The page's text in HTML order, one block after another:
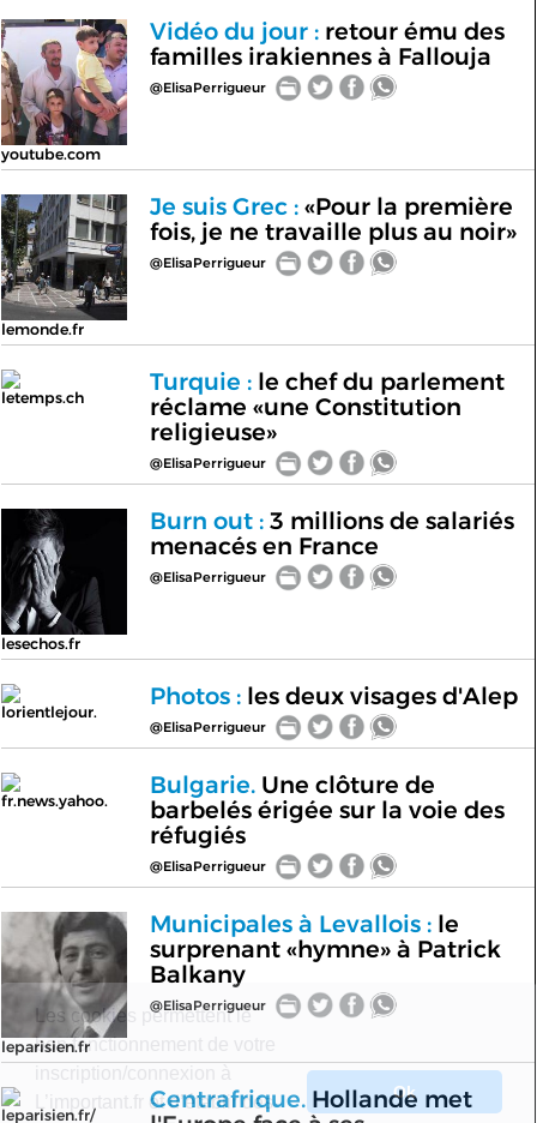
youtube.com
Vidéo du jour :retour ému des
familles irakiennes à Fallouja
@ElisaPerrigueur
lemonde.fr
Je suis Grec :«Pour la première
fois, je ne travaille plus au noir»
@ElisaPerrigueur
letemps.ch
Turquie :le chef du parlement
réclame «une Constitution
religieuse»
@ElisaPerrigueur
lesechos.fr
Burn out :3 millions de salariés
menacés en France
@ElisaPerrigueur
lorientlejour.
Photos :les deux visages d'Alep
@ElisaPerrigueur
fr.news.yahoo.
Bulgarie.Une clôture de
barbelés érigée sur la voie des
réfugiés
@ElisaPerrigueur
leparisien.fr
Municipales à Levallois :le
surprenant «hymne» à Patrick
Balkany
@ElisaPerrigueur
leparisien.fr/
Centrafrique.Hollande met
Les cookies permettent le
bon fonctionnement de votre
L’important.fr et d’établir des
Ok